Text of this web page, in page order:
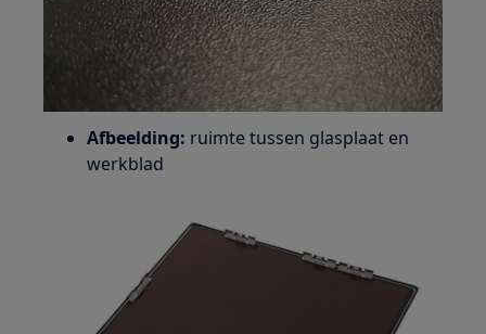
Afbeelding: ruimte tussen glasplaat en
werkblad